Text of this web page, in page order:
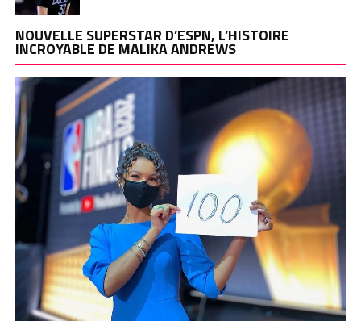
NOUVELLE SUPERSTAR D’ESPN, L’HISTOIRE
INCROYABLE DE MALIKA ANDREWS